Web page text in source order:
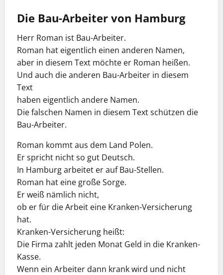
Die Bau-Arbeiter von Hamburg
Herr Roman ist Bau-Arbeiter.
Roman hat eigentlich einen anderen Namen,
aber in diesem Text möchte er Roman heißen.
Und auch die anderen Bau-Arbeiter in diesem
Text
haben eigentlich andere Namen.
Die falschen Namen in diesem Text schützen die
Bau-Arbeiter.
Roman kommt aus dem Land Polen.
Er spricht nicht so gut Deutsch.
In Hamburg arbeitet er auf Bau-Stellen.
Roman hat eine große Sorge.
Er weiß nämlich nicht,
ob er für die Arbeit eine Kranken-Versicherung
hat.
Kranken-Versicherung heißt:
Die Firma zahlt jeden Monat Geld in die Kranken-
Kasse.
Wenn ein Arbeiter dann krank wird und nicht